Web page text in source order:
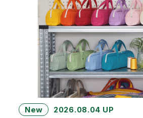
New 2026.08.04 UP